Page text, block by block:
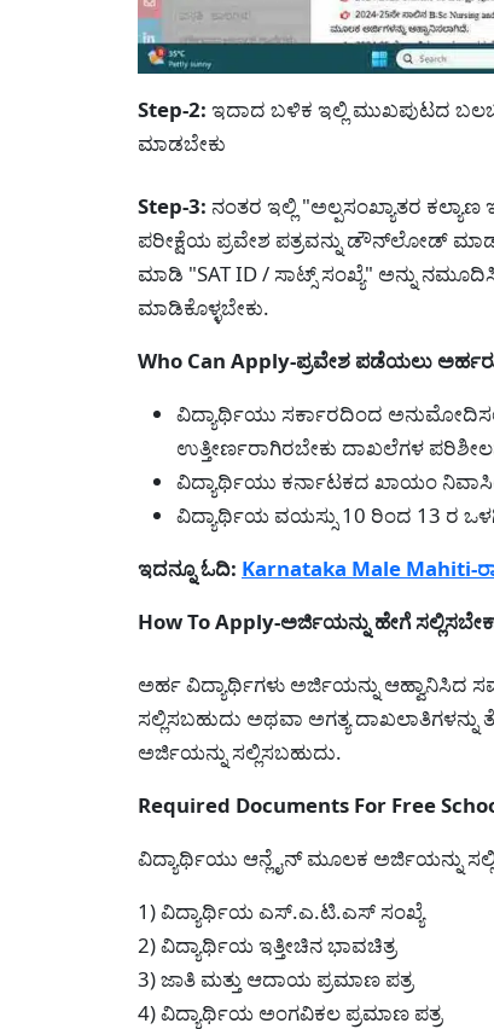
Step-2: ಇದಾದ ಬಳಿಕ ಇಲ್ಲಿ ಮುಖಪುಟದ
ಮಾಡಬೇಕು
Step-3: ನಂತರ ಇಲ್ಲಿ "ಅಲ್ಪಸಂಖ್ಯಾತರ
ಪರೀಕ್ಷೆಯ ಪ್ರವೇಶ ಪತ್ರವನ್ನು ಡೌನ್‌ಲೋಡ್
ಮಾಡಿ "SAT ID / ಸಾಟ್ಸ್ ಸಂಖ್ಯೆ" ಅನ್ನು
ಮಾಡಿಕೊಳ್ಳಬೇಕು.
Who Can Apply-ಪ್ರವೇಶ ಪಡೆಯಲು
ವಿದ್ಯಾರ್ಥಿಯು ಸರ್ಕಾರದಿಂದ
ಉತ್ತೀರ್ಣರಾಗಿರಬೇಕು ದಾಖಲೆಗಳ
ವಿದ್ಯಾರ್ಥಿಯು ಕರ್ನಾಟಕದ ಖಾಯಂ
ವಿದ್ಯಾರ್ಥಿಯ ವಯಸ್ಸು 10 ರಿಂದ 13 ರ
ಇದನ್ನೂ ಓದಿ: Karnataka Male Mahiti-
How To Apply-ಅರ್ಜಿಯನ್ನು ಹೇಗೆ
ಅರ್ಹ ವಿದ್ಯಾರ್ಥಿಗಳು ಅರ್ಜಿಯನ್ನು
ಸಲ್ಲಿಸಬಹುದು ಅಥವಾ ಅಗತ್ಯ ದಾಖಲಾತಿಗಳನ್ನು
ಅರ್ಜಿಯನ್ನು ಸಲ್ಲಿಸಬಹುದು.
Required Documents For Free
ವಿದ್ಯಾರ್ಥಿಯು ಆನ್ಲೈನ್ ಮೂಲಕ ಅರ್ಜಿಯನ್ನು
1) ವಿದ್ಯಾರ್ಥಿಯ ಎಸ್.ಎ.ಟಿ.ಎಸ್ ಸಂಖ್ಯೆ
2) ವಿದ್ಯಾರ್ಥಿಯ ಇತ್ತೀಚಿನ ಭಾವಚಿತ್ರ
3) ಜಾತಿ ಮತ್ತು ಆದಾಯ ಪ್ರಮಾಣ ಪತ್ರ
4) ವಿದ್ಯಾರ್ಥಿಯ ಅಂಗವಿಕಲ ಪ್ರಮಾಣ ಪತ್ರ